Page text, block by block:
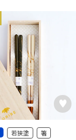
若狭塗 箸